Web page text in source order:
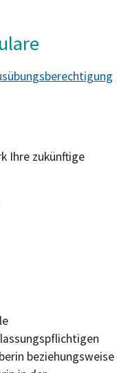
Ihre zukünftige
beziehungsweise